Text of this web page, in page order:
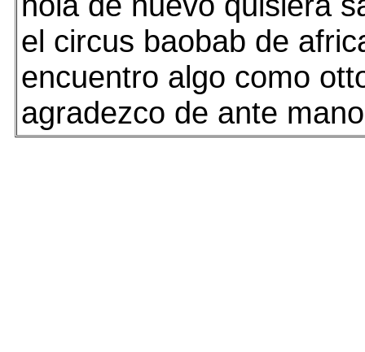
el circus baobab de
encuentro algo como
agradezco de ante